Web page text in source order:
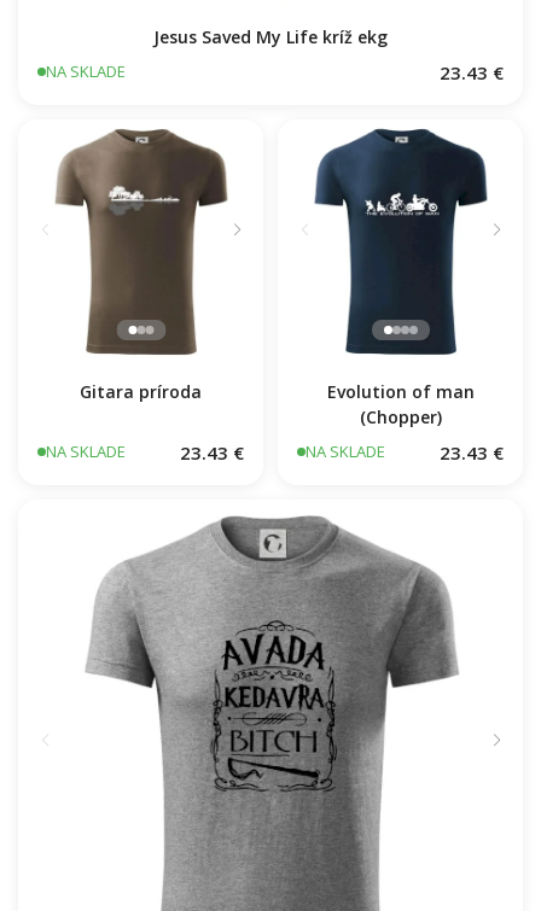
Jesus Saved My Life kríž ekg
NA SKLADE 23.43 €
Gitara príroda
NA SKLADE 23.43 €
Evolution of man
(Chopper)
NA SKLADE 23.43 €